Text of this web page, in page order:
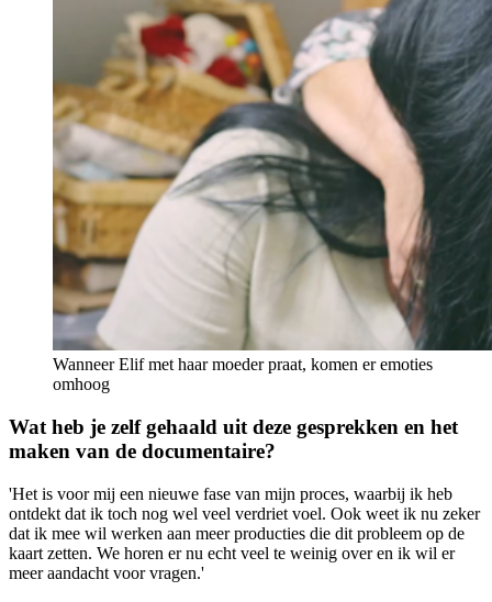
Wanneer Elif met haar moeder praat, komen er emoties
omhoog
Wat heb je zelf gehaald uit deze gesprekken en het
maken van de documentaire?
'Het is voor mij een nieuwe fase van mijn proces, waarbij ik heb
ontdekt dat ik toch nog wel veel verdriet voel. Ook weet ik nu zeker
dat ik mee wil werken aan meer producties die dit probleem op de
kaart zetten. We horen er nu echt veel te weinig over en ik wil er
meer aandacht voor vragen.'